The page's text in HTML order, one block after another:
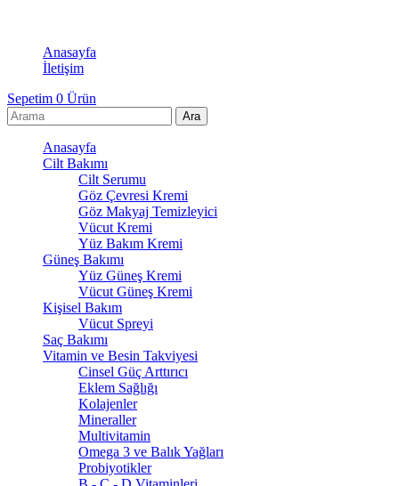
Anasayfa
İletişim
Sepetim 0 Ürün
Anasayfa
Cilt Bakımı
Cilt Serumu
Göz Çevresi Kremi
Göz Makyaj Temizleyici
Vücut Kremi
Yüz Bakım Kremi
Güneş Bakımı
Yüz Güneş Kremi
Vücut Güneş Kremi
Kişisel Bakım
Vücut Spreyi
Saç Bakımı
Vitamin ve Besin Takviyesi
Cinsel Güç Arttırıcı
Eklem Sağlığı
Kolajenler
Mineraller
Multivitamin
Omega 3 ve Balık Yağları
Probiyotikler